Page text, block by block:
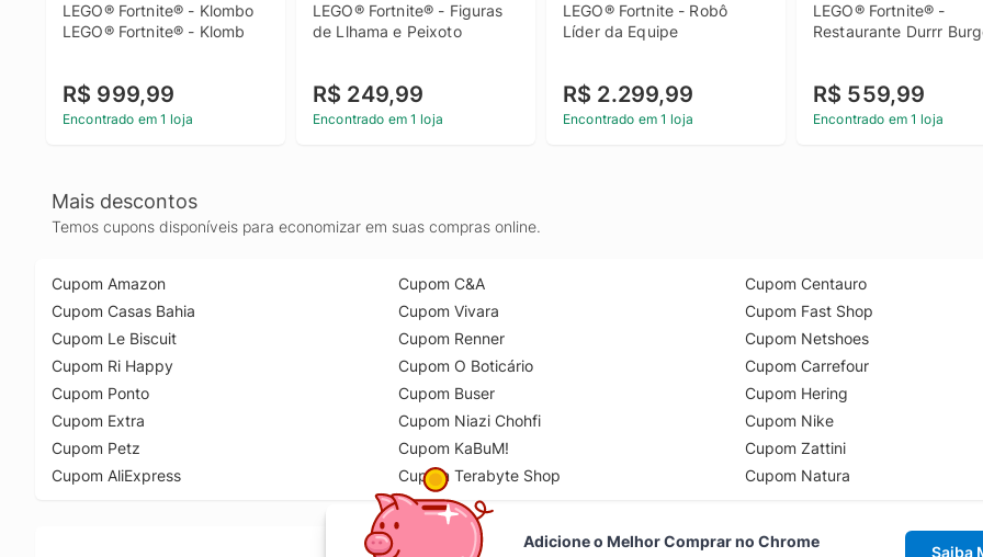
LEGO® Fortnite® - Klombo
LEGO® Fortnite® - Klomb
R$ 999,99
Encontrado em 1 loja
LEGO® Fortnite® - Figuras
de Llhama e Peixoto
R$ 249,99
Encontrado em 1 loja
LEGO® Fortnite - Robô
Líder da Equipe
R$ 2.299,99
Encontrado em 1 loja
LEGO® Fortnite® -
Restaurante Durrr
R$ 559,99
Encontrado em 1 loja
Mais descontos
Temos cupons disponíveis para economizar em suas compras online.
Cupom Amazon
Cupom Casas Bahia
Cupom Le Biscuit
Cupom Ri Happy
Cupom Ponto
Cupom Extra
Cupom Petz
Cupom AliExpress
Cupom C&A
Cupom Vivara
Cupom Renner
Cupom O Boticário
Cupom Buser
Cupom Niazi Chohfi
Cupom KaBuM!
Cupom Terabyte Shop
Cupom Centauro
Cupom Fast Shop
Cupom Netshoes
Cupom Carrefour
Cupom Hering
Cupom Nike
Cupom Zattini
Cupom Natura
Adicione o Melhor Comprar no Chrome
Saiba